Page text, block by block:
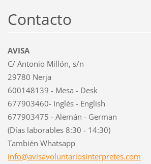
Contacto
AVISA
C/ Antonio Millón, s/n
29780 Nerja
600148139 - Mesa - Desk
677903460- Inglés - English
677903475 - Alemán - German
(Días laborables 8:30 - 14:30)
También Whatsapp
info@avisavoluntariosinterpretes.com